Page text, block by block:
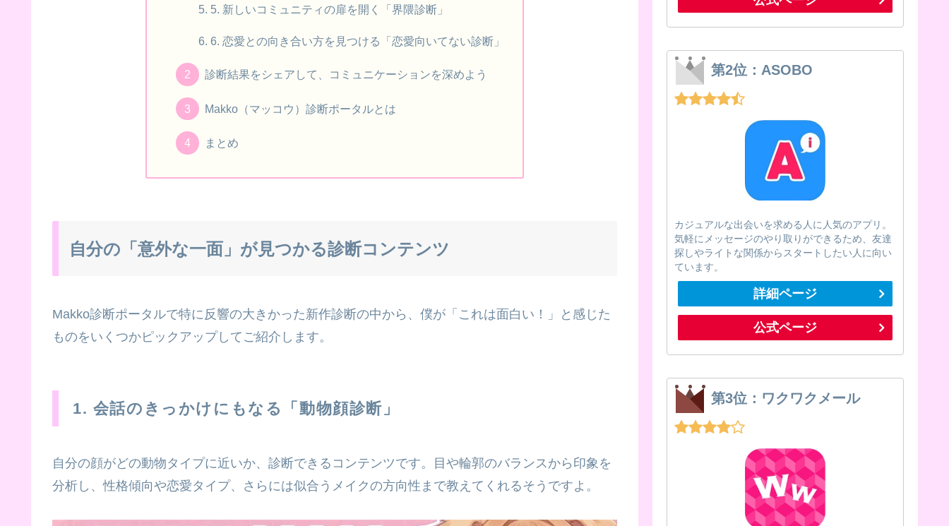
5. 新しいコミュニティの扉を開く「界隈診断」
6. 恋愛との向き合い方を見つける「恋愛向いてない診断」
診断結果をシェアして、コミュニケーションを深めよう
Makko（マッコウ）診断ポータルとは
まとめ
自分の「意外な一面」が見つかる診断コンテンツ
Makko診断ポータルで特に反響の大きかった新作診断の中から、僕が「これは面白い！」と感じた
ものをいくつかピックアップしてご紹介します。
1. 会話のきっかけにもなる「動物顔診断」
自分の顔がどの動物タイプに近いか、診断できるコンテンツです。目や輪郭のバランスから印象を
分析し、性格傾向や恋愛タイプ、さらには似合うメイクの方向性まで教えてくれるそうですよ。
第2位：ASOBO
カジュアルな出会いを求める人に人気のアプリ。
気軽にメッセージのやり取りができるため、友達
探しやライトな関係からスタートしたい人に向い
ています。
詳細ページ
公式ページ
第3位：ワクワクメール